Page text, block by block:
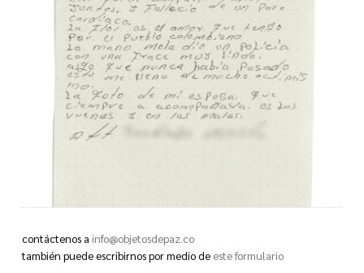
contáctenos a info@objetosdepaz.co
también puede escribirnos por medio de este formulario